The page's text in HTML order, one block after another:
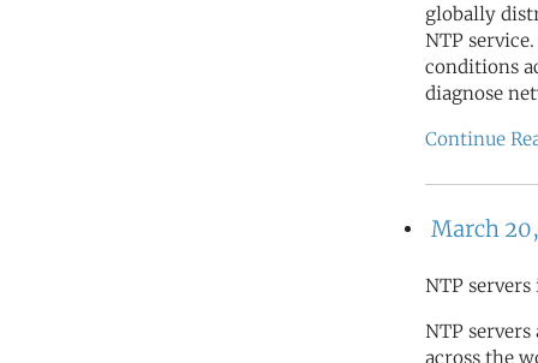
globally
NTP
conditions
diagnose
Continue
March
NTP
NTP
across the